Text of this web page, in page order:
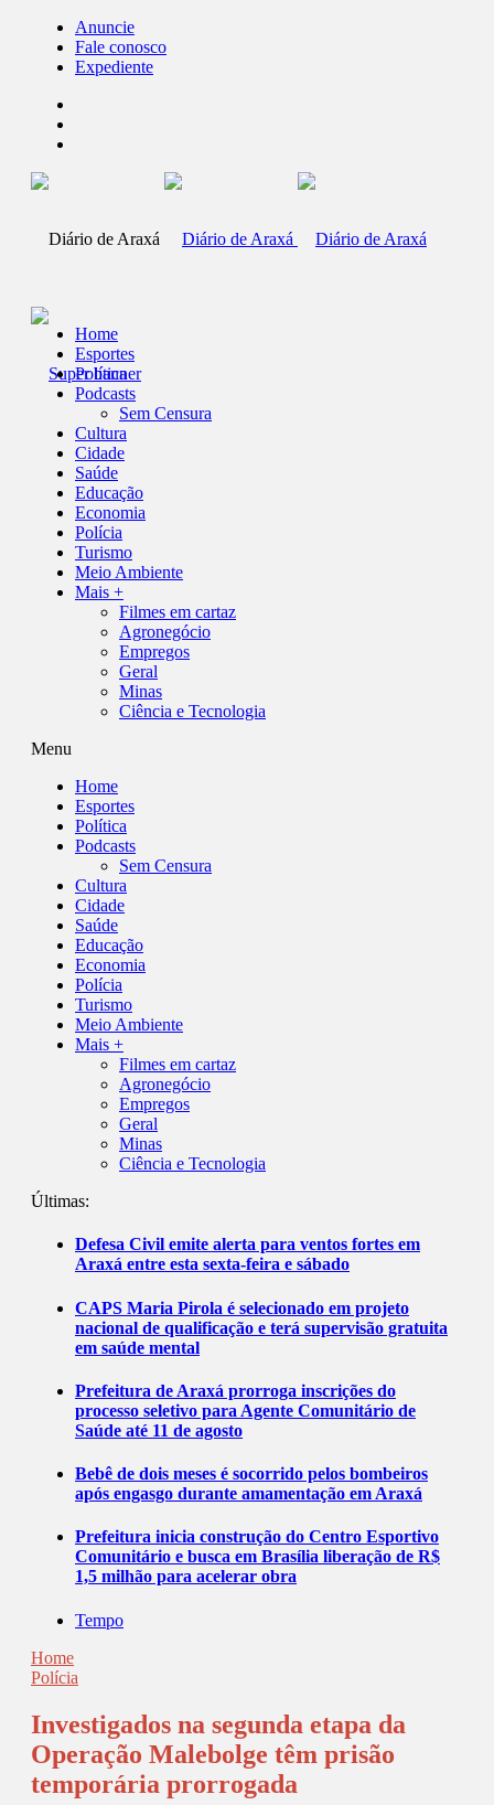
Anuncie
Fale conosco
Expediente
Home
Esportes
Política
Podcasts
Sem Censura
Cultura
Cidade
Saúde
Educação
Economia
Polícia
Turismo
Meio Ambiente
Mais +
Filmes em cartaz
Agronegócio
Empregos
Geral
Minas
Ciência e Tecnologia
Menu
Home
Esportes
Política
Podcasts
Sem Censura
Cultura
Cidade
Saúde
Educação
Economia
Polícia
Turismo
Meio Ambiente
Mais +
Filmes em cartaz
Agronegócio
Empregos
Geral
Minas
Ciência e Tecnologia
Últimas:
Defesa Civil emite alerta para ventos fortes em
Araxá entre esta sexta-feira e sábado
CAPS Maria Pirola é selecionado em projeto
nacional de qualificação e terá supervisão gratuita
em saúde mental
Prefeitura de Araxá prorroga inscrições do
processo seletivo para Agente Comunitário de
Saúde até 11 de agosto
Bebê de dois meses é socorrido pelos bombeiros
após engasgo durante amamentação em Araxá
Prefeitura inicia construção do Centro Esportivo
Comunitário e busca em Brasília liberação de R$
1,5 milhão para acelerar obra
Tempo
Home
Polícia
Investigados na segunda etapa da
Operação Malebolge têm prisão
temporária prorrogada